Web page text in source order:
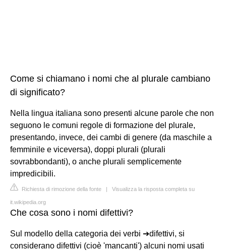
Come si chiamano i nomi che al plurale cambiano
di significato?
Nella lingua italiana sono presenti alcune parole che non
seguono le comuni regole di formazione del plurale,
presentando, invece, dei cambi di genere (da maschile a
femminile e viceversa), doppi plurali (plurali
sovrabbondanti), o anche plurali semplicemente
impredicibili.
Richiesta di rimozione della fonte | Visualizza la risposta completa su
it.wikipedia.org
Che cosa sono i nomi difettivi?
Sul modello della categoria dei verbi ➔difettivi, si
considerano difettivi (cioè 'mancanti') alcuni nomi usati